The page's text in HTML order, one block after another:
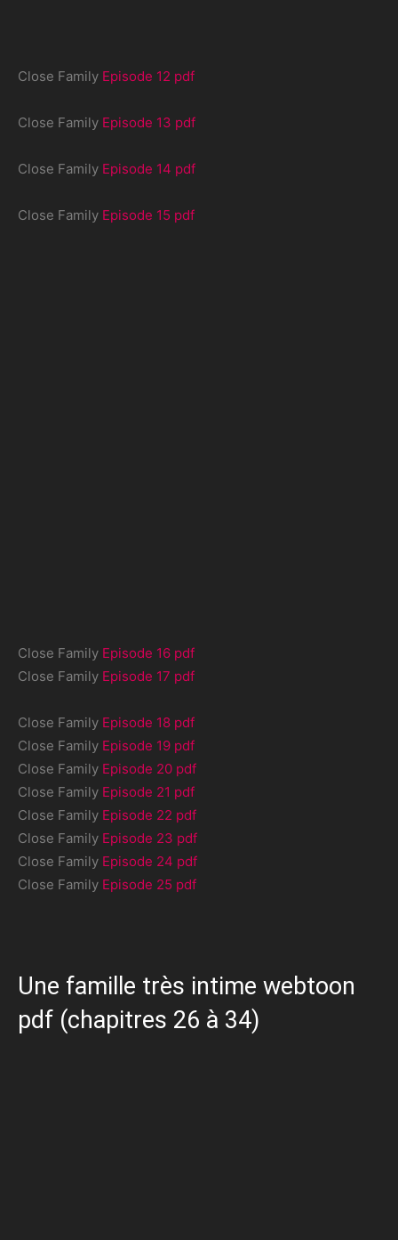
Close Family Episode 12 pdf
Close Family Episode 13 pdf
Close Family Episode 14 pdf
Close Family Episode 15 pdf
Close Family Episode 16 pdf
Close Family Episode 17 pdf
Close Family Episode 18 pdf
Close Family Episode 19 pdf
Close Family Episode 20 pdf
Close Family Episode 21 pdf
Close Family Episode 22 pdf
Close Family Episode 23 pdf
Close Family Episode 24 pdf
Close Family Episode 25 pdf
Une famille très intime webtoon
pdf (chapitres 26 à 34)